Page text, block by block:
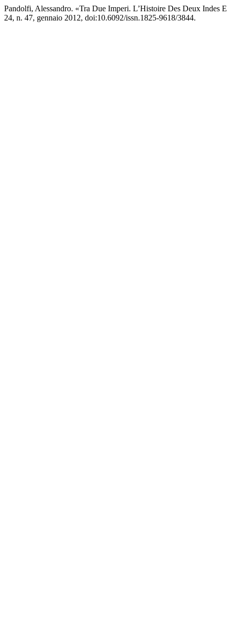
Pandolfi, Alessandro. «Tra Due Imperi. L’Histoire Des Deux Indes
24, n. 47, gennaio 2012, doi:10.6092/issn.1825-9618/3844.